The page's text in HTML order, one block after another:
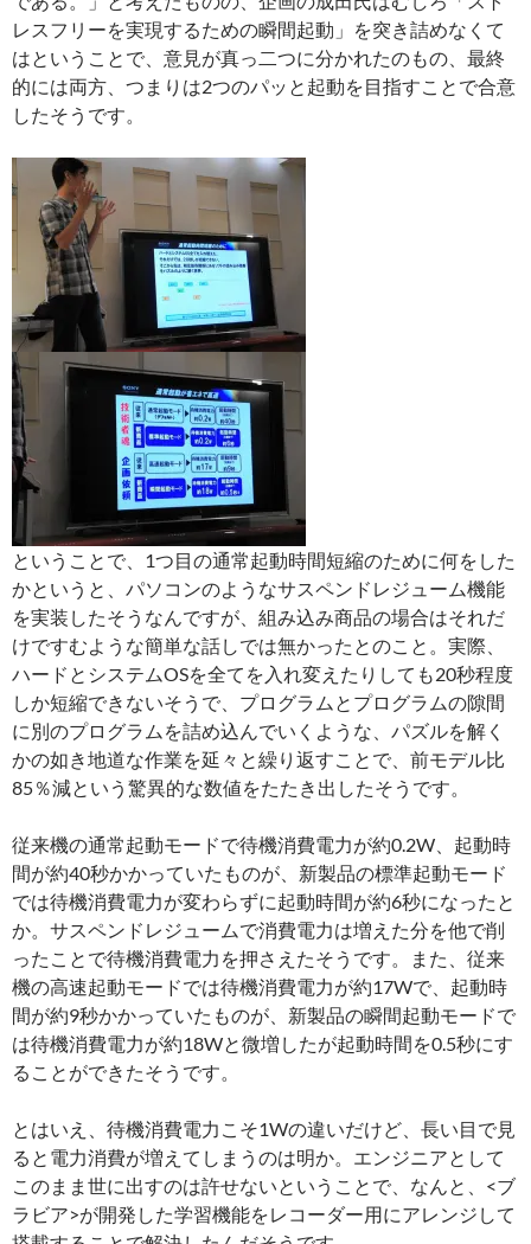
レスフリーを実現するための瞬間起動」を突き詰めなくて
はということで、意見が真っ二つに分かれたのもの、最終
的には両方、つまりは2つのパッと起動を目指すことで合意
したそうです。
ということで、1つ目の通常起動時間短縮のために何をした
かというと、パソコンのようなサスペンドレジューム機能
を実装したそうなんですが、組み込み商品の場合はそれだ
けですむような簡単な話しでは無かったとのこと。実際、
ハードとシステムOSを全てを入れ変えたりしても20秒程度
しか短縮できないそうで、プログラムとプログラムの隙間
に別のプログラムを詰め込んでいくような、パズルを解く
かの如き地道な作業を延々と繰り返すことで、前モデル比
85％減という驚異的な数値をたたき出したそうです。
従来機の通常起動モードで待機消費電力が約0.2W、起動時
間が約40秒かかっていたものが、新製品の標準起動モード
では待機消費電力が変わらずに起動時間が約6秒になったと
か。サスペンドレジュームで消費電力は増えた分を他で削
ったことで待機消費電力を押さえたそうです。また、従来
機の高速起動モードでは待機消費電力が約17Wで、起動時
間が約9秒かかっていたものが、新製品の瞬間起動モードで
は待機消費電力が約18Wと微増したが起動時間を0.5秒にす
ることができたそうです。
とはいえ、待機消費電力こそ1Wの違いだけど、長い目で見
ると電力消費が増えてしまうのは明か。エンジニアとして
このまま世に出すのは許せないということで、なんと、<ブ
ラビア>が開発した学習機能をレコーダー用にアレンジして